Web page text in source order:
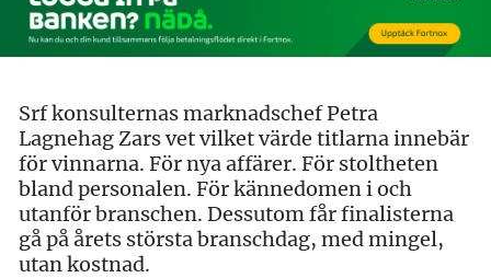
Srf konsulternas marknadschef Petra
Lagnehag Zars vet vilket värde titlarna innebär
för vinnarna. För nya affärer. För stoltheten
bland personalen. För kännedomen i och
utanför branschen. Dessutom får finalisterna
gå på årets största branschdag, med mingel,
utan kostnad.